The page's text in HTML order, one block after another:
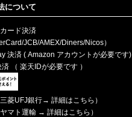
について
ード決済
JCB/AMEX/Diners/Nicos）
決済 ( Amazon アカウントが必要です)
（ 楽天IDが必要です ）
菱UFJ銀行→ 詳細はこちら ）
マト運輸 → 詳細はこちら ）